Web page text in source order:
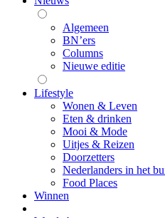
Algemeen
BN’ers
Columns
Nieuwe editie
Lifestyle
Wonen & Leven
Eten & drinken
Mooi & Mode
Uitjes & Reizen
Doorzetters
Nederlanders in het
Food Places
Winnen